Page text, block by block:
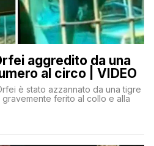
aggredito da una
al circo | VIDEO
è stato azzannato da una tigre
ferito al collo e alla